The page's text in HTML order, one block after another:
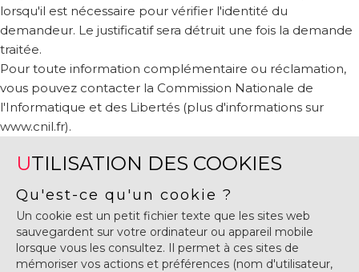
lorsqu'il est nécessaire pour vérifier l'identité du
demandeur. Le justificatif sera détruit une fois la demande
traitée.
Pour toute information complémentaire ou réclamation,
vous pouvez contacter la Commission Nationale de
l'Informatique et des Libertés (plus d'informations sur
www.cnil.fr).
UTILISATION DES COOKIES
Qu'est-ce qu'un cookie ?
Un cookie est un petit fichier texte que les sites web
sauvegardent sur votre ordinateur ou appareil mobile
lorsque vous les consultez. Il permet à ces sites de
mémoriser vos actions et préférences (nom d'utilisateur,